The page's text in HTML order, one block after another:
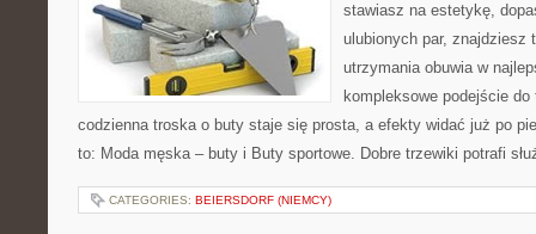
stawiasz na estetykę,
ulubionych par, znajdziesz
utrzymania obuwia w
kompleksowe podejście
codzienna troska o buty staje się prosta, a efekty widać już po
to: Moda męska – buty i Buty sportowe. Dobre trzewiki potrafi
CATEGORIES: BEIERSDORF (NIEMCY)